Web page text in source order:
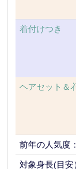
着付けつき
ヘアセット＆
前年の人気度：
対象身長(目安